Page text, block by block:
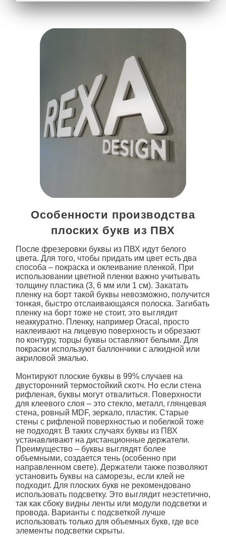
Особенности производства
плоских букв из ПВХ
После фрезеровки буквы из ПВХ идут белого
цвета. Для того, чтобы придать им цвет есть два
способа – покраска и оклеивание пленкой. При
использовании цветной пленки важно учитывать
толщину пластика (3, 6 мм или 1 см). Закатать
пленку на борт такой буквы невозможно, получится
тонкая, быстро отслаивающаяся полоска. Загибать
пленку на борт тоже не стоит, это выглядит
неаккуратно. Пленку, например Oracal, просто
наклеивают на лицевую поверхность и обрезают
по контуру, торцы буквы оставляют белыми. Для
покраски используют баллончики с алкидной или
акриловой эмалью.
Монтируют плоские буквы в 99% случаев на
двусторонний термостойкий скотч. Но если стена
рифленая, буквы могут отвалиться. Поверхности
для клеевого слоя – это стекло, металл, глянцевая
стена, ровный MDF, зеркало, пластик. Старые
стены с рифленой поверхностью и побелкой тоже
не подходят. В таких случаях буквы из ПВХ
устанавливают на дистанционные держатели.
Преимущество – буквы выглядят более
объемными, создается тень (особенно при
направленном свете). Держатели также позволяют
установить буквы на саморезы, если клей не
подходит. Для плоских букв не рекомендовано
использовать подсветку. Это выглядит неэстетично,
так как сбоку видны ленты или модули подсветки и
провода. Варианты с подсветкой лучше
использовать только для объемных букв, где все
элементы подсветки скрыты.